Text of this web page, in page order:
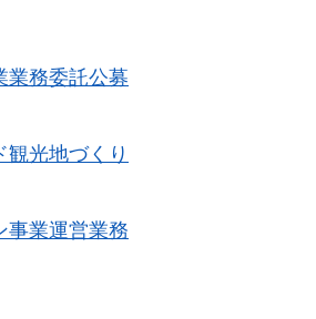
業務委託公募
光地づくり
事業運営業務